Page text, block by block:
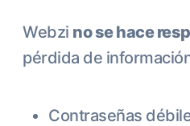
Webzi no se hace
pérdida de
Contraseñas